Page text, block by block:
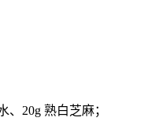
、20g 熟白芝麻；